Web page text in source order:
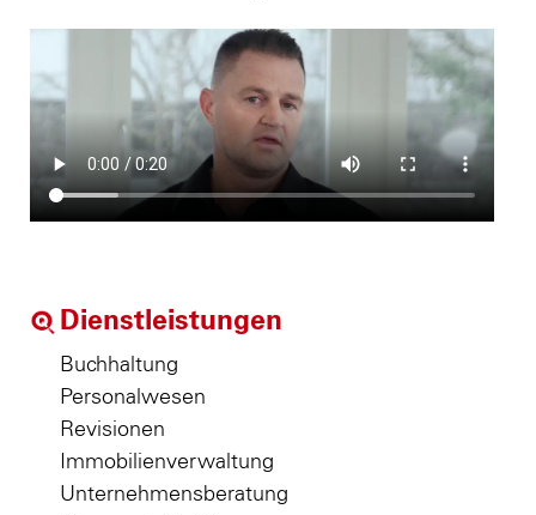
Dienstleistungen
Buchhaltung
Personalwesen
Revisionen
Immobilienverwaltung
Unternehmensberatung